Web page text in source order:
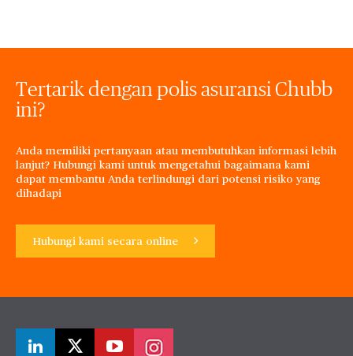
Tertarik dengan polis asuransi Chubb
ini?
Anda memiliki pertanyaan atau membutuhkan informasi lebih
lanjut? Hubungi kami untuk mengetahui bagaimana kami
dapat membantu Anda terlindungi dari potensi risiko yang
dihadapi
Hubungi kami secara online